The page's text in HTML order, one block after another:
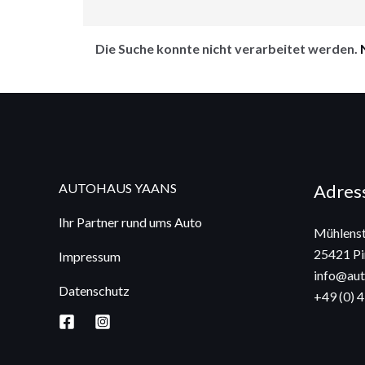
Die Suche konnte nicht verarbeitet werden.
AUTOHAUS YAANS
Ihr Partner rund ums Auto
Impressum
Datenschutz
25421
+49 (0)